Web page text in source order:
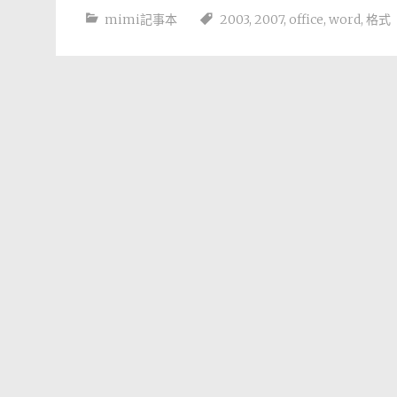
mimi記事本 2003, 2007, office, word, 格式